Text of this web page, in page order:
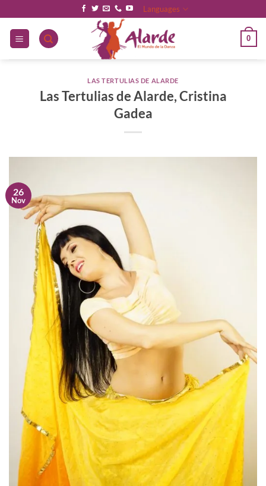
al
contenido
Languages
0
LAS TERTULIAS DE ALARDE
Las Tertulias de Alarde, Cristina
Gadea
26
Nov